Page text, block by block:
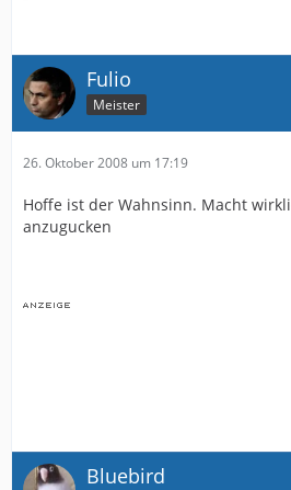
Fulio
Meister
26. Oktober 2008 um 17:19
Hoffe ist der Wahnsinn. Macht
anzugucken
Bluebird